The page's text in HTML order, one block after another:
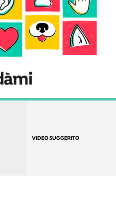
VIDEO SUGGERITO